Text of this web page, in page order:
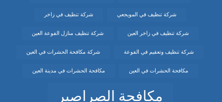
شركة تنظيف في المويجعي شركة تنظيف في زاخر
شركة تنظيف في زاخر العين شركة تنظيف منازل الفوعة العين
شركة تنظيف وتعقيم في الفوعة شركة مكافحة الحشرات في العين
مكافحة الحشرات في العين مكافحة الحشرات في مدينة العين
مكافحة الصراصير